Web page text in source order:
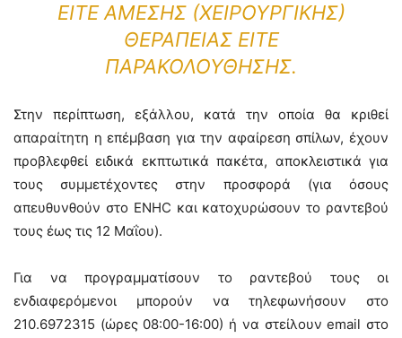
ΕΊΤΕ ΆΜΕΣΗΣ (ΧΕΙΡΟΥΡΓΙΚΉΣ)
ΘΕΡΑΠΕΊΑΣ ΕΊΤΕ
ΠΑΡΑΚΟΛΟΎΘΗΣΗΣ.
Στην περίπτωση, εξάλλου, κατά την οποία θα κριθεί
απαραίτητη η επέμβαση για την αφαίρεση σπίλων, έχουν
προβλεφθεί ειδικά εκπτωτικά πακέτα, αποκλειστικά για
τους συμμετέχοντες στην προσφορά (για όσους
απευθυνθούν στο ΕΝΗC και κατοχυρώσουν το ραντεβού
τους έως τις 12 Μαΐου).
Για να προγραμματίσουν το ραντεβού τους οι
ενδιαφερόμενοι μπορούν να τηλεφωνήσουν στο
210.6972315 (ώρες 08:00-16:00) ή να στείλουν email στο